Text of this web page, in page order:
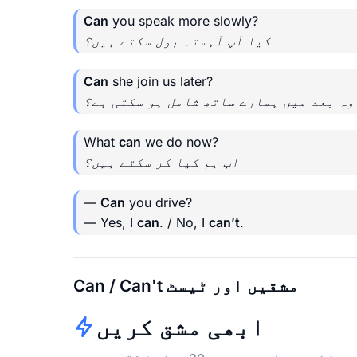
Can you speak more slowly?
کیا آپ آہستہ بول سکتے ہیں؟
Can she join us later?
بعد میں ہمارے ساتھ شامل ہو سکتی ہے؟
What can we do now?
اب ہم کیا کر سکتے ہیں؟
— Can you drive?
— Yes, I can. / No, I can’t.
Can / Can't مشقیں اور ٹیسٹ
ابھی مشق کریں